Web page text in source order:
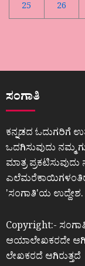
25
26
ಸಂಗಾತಿ
ಕನ್ನಡದ ಓದುಗರಿಗೆ
ಒದಗಿಸುವುದು ನಮ್ಮ
ಮಾತ್ರ
ʼಸಂಗಾತಿʼಯ ಉದ್ದೇಶ.
Copyright:-
ಆಯಾಲೇಖಕರದೇ
ಲೇಖಕರದೆ ಆಗಿರುತ್ತದೆ